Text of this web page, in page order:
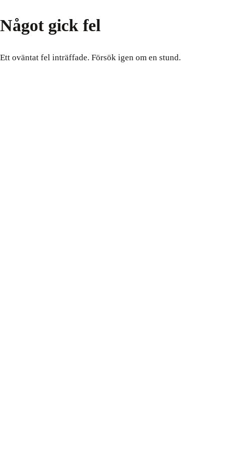
Något gick fel
Ett oväntat fel inträffade. Försök igen om en stund.